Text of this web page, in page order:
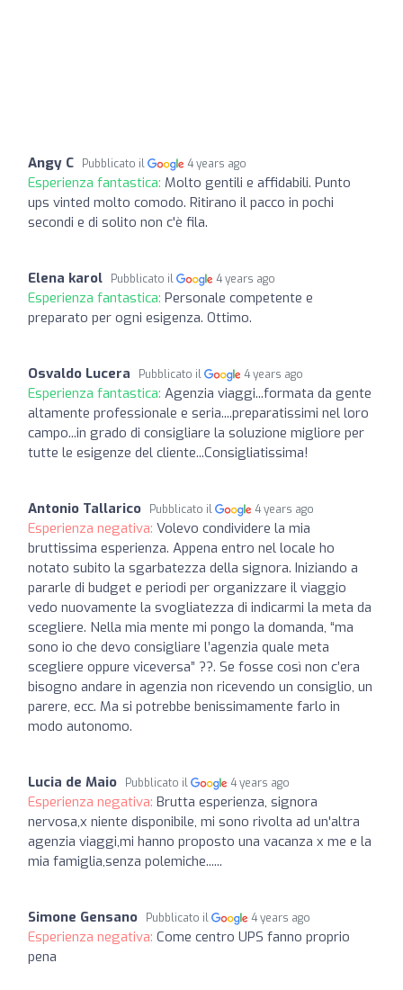
Angy C Pubblicato il 4 years ago
Esperienza fantastica: Molto gentili e affidabili. Punto
ups vinted molto comodo. Ritirano il pacco in pochi
secondi e di solito non c'è fila.
Elena karol Pubblicato il 4 years ago
Esperienza fantastica: Personale competente e
preparato per ogni esigenza. Ottimo.
Osvaldo Lucera Pubblicato il 4 years ago
Esperienza fantastica: Agenzia viaggi...formata da gente
altamente professionale e seria....preparatissimi nel loro
campo...in grado di consigliare la soluzione migliore per
tutte le esigenze del cliente...Consigliatissima!
Antonio Tallarico Pubblicato il 4 years ago
Esperienza negativa: Volevo condividere la mia
bruttissima esperienza. Appena entro nel locale ho
notato subito la sgarbatezza della signora. Iniziando a
pararle di budget e periodi per organizzare il viaggio
vedo nuovamente la svogliatezza di indicarmi la meta da
scegliere. Nella mia mente mi pongo la domanda, “ma
sono io che devo consigliare l’agenzia quale meta
scegliere oppure viceversa” ??. Se fosse così non c’era
bisogno andare in agenzia non ricevendo un consiglio, un
parere, ecc. Ma si potrebbe benissimamente farlo in
modo autonomo.
Lucia de Maio Pubblicato il 4 years ago
Esperienza negativa: Brutta esperienza, signora
nervosa,x niente disponibile, mi sono rivolta ad un'altra
agenzia viaggi,mi hanno proposto una vacanza x me e la
mia famiglia,senza polemiche......
Simone Gensano Pubblicato il 4 years ago
Esperienza negativa: Come centro UPS fanno proprio
pena